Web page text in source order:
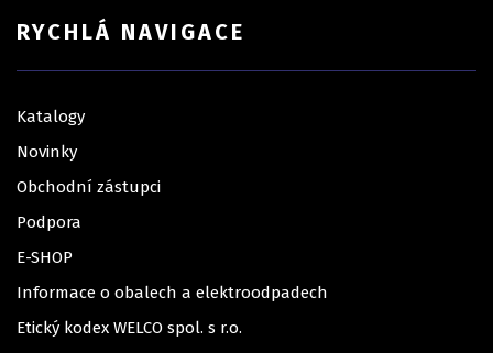
RYCHLÁ NAVIGACE
Katalogy
Novinky
Obchodní zástupci
Podpora
E-SHOP
Informace o obalech a elektroodpadech
Etický kodex WELCO spol. s r.o.